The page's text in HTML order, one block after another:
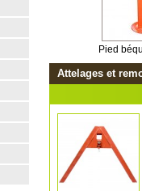
Pied
Attelages et